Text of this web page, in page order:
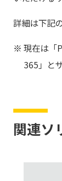
詳細は下記
現在は「
365」と
関連ソ